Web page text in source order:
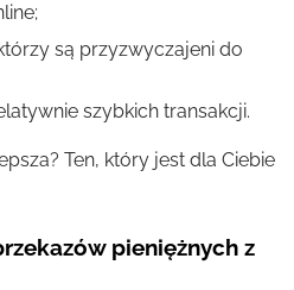
są przyzwyczajeni do
szybkich transakcji.
Ten, który jest dla Ciebie
pieniężnych z